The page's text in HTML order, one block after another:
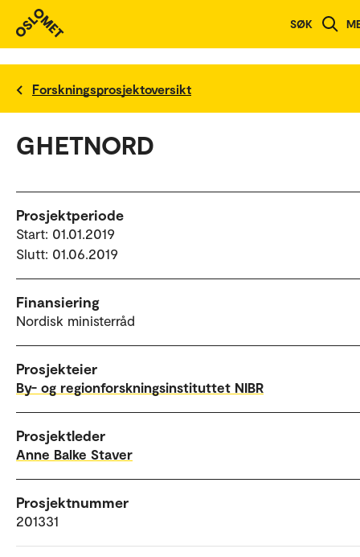
SØK
Forskningsprosjektoversikt
GHETNORD
Prosjektperiode
Start: 01.01.2019
Slutt: 01.06.2019
Finansiering
Nordisk ministerråd
Prosjekteier
By- og regionforskningsinstituttet NIBR
Prosjektleder
Anne Balke Staver
Prosjektnummer
201331